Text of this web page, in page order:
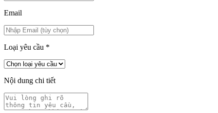
Email
Loại yêu cầu *
Nội dung chi tiết